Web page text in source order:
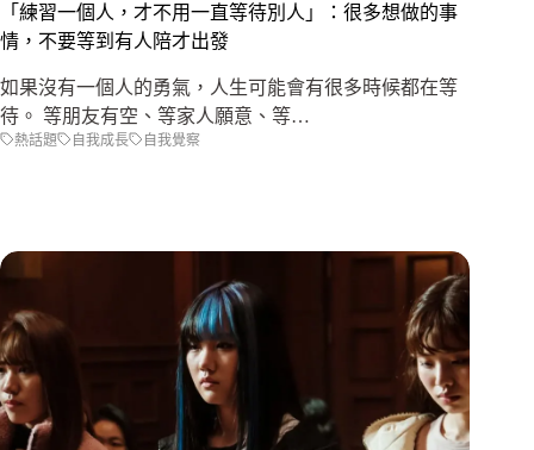
「練習一個人，才不用一直等待別人」：很多想做的事
情，不要等到有人陪才出發
如果沒有一個人的勇氣，人生可能會有很多時候都在等
待。 等朋友有空、等家人願意、等…
熱話題 自我成長 自我覺察